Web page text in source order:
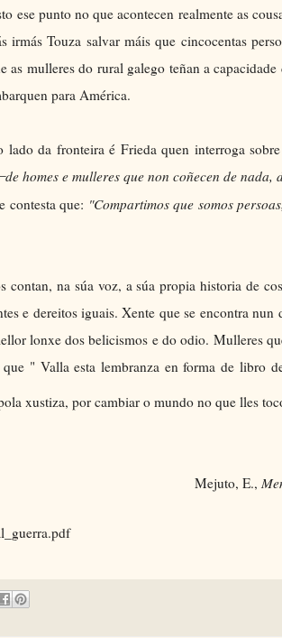
ese punto no que acontecen realmente as
irmás Touza salvar máis que cincocentas
mulleres do rural galego teñan a
para América.
lado da fronteira é Frieda quen interroga
̶de homes e mulleres que non coñecen de
contesta que: "Compartimos que somos
contan, na súa voz, a súa propia historia de
e dereitos iguais. Xente que se encontra
lonxe dos belicismos e do odio. Mulleres
" Valla esta lembranza en forma de libro
xustiza, por cambiar o mundo no que lles
Mejuto, E.,